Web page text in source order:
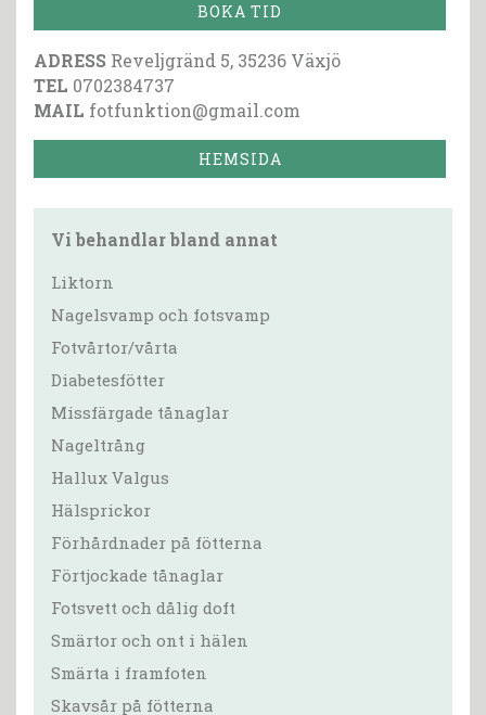
BOKA TID
ADRESS Reveljgränd 5, 35236 Växjö
TEL 0702384737
MAIL fotfunktion@gmail.com
HEMSIDA
Vi behandlar bland annat
Liktorn
Nagelsvamp och fotsvamp
Fotvårtor/vårta
Diabetesfötter
Missfärgade tånaglar
Nageltrång
Hallux Valgus
Hälsprickor
Förhårdnader på fötterna
Förtjockade tånaglar
Fotsvett och dålig doft
Smärtor och ont i hälen
Smärta i framfoten
Skavsår på fötterna